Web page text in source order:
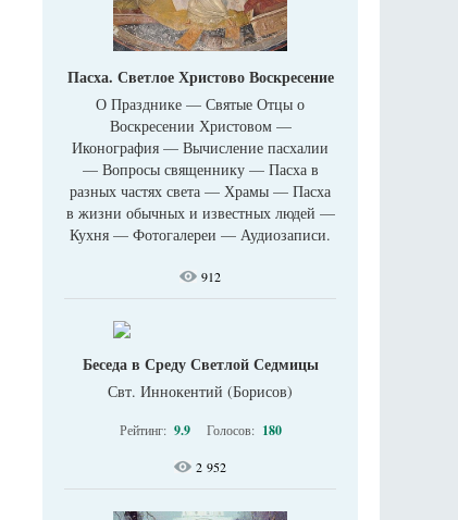
Пасха. Светлое Христово Воскресение
О Празднике — Святые Отцы о
Воскресении Христовом —
Иконография — Вычисление пасхалии
— Вопросы священнику — Пасха в
разных частях света — Храмы — Пасха
в жизни обычных и известных людей —
Кухня — Фотогалереи — Аудиозаписи.
912
Беседа в Среду Светлой Седмицы
Свт. Иннокентий (Борисов)
Рейтинг: 9.9 Голосов: 180
2 952